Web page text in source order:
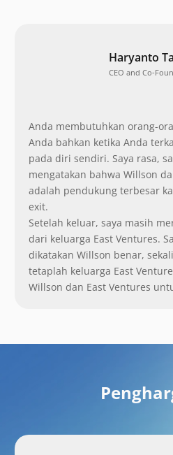
Haryanto
CEO and Co-
Anda membutuhkan orang-
Anda bahkan ketika Anda
pada diri sendiri. Saya rasa,
mengatakan bahwa Willson
adalah pendukung terbesar
exit.
Setelah keluar, saya masih
dari keluarga East Ventures.
dikatakan Willson benar,
tetaplah keluarga East
Willson dan East Ventures